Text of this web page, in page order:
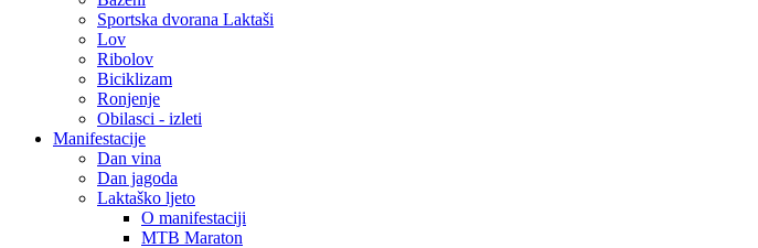
Sportska dvorana Laktaši
Lov
Ribolov
Biciklizam
Ronjenje
Obilasci - izleti
Manifestacije
Dan vina
Dan jagoda
Laktaško ljeto
O manifestaciji
MTB Maraton